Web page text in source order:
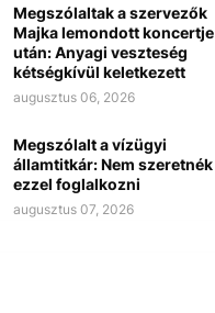
Megszólaltak a szervezők
Majka lemondott koncertje
után: Anyagi veszteség
kétségkívül keletkezett
augusztus 06, 2026
Megszólalt a vízügyi
államtitkár: Nem szeretnék
ezzel foglalkozni
augusztus 07, 2026